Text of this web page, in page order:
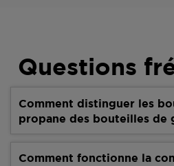
Questions
Comment distinguer les
propane des bouteilles de
Comment fonctionne la